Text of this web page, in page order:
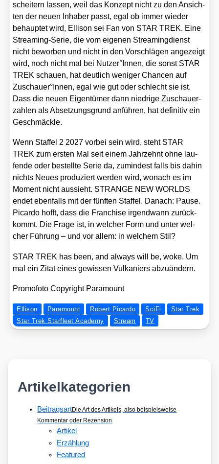
schei­tern las­sen, weil das Kon­zept nicht zu den Ansich­
ten der neu­en Inha­ber passt, egal ob immer wie­der
behaup­tet wird, Elli­son sei Fan von STAR TREK. Eine
Strea­ming-Serie, die vom eige­nen Strea­ming­dienst
nicht bewor­ben und nicht in den Vor­schlä­gen ange­zeigt
wird, noch nicht mal bei Nutzer°Innen, die sonst STAR
TREK schau­en, hat deut­lich weni­ger Chan­cen auf
Zuschauer°Innen, egal wie gut oder schlecht sie ist.
Dass die neu­en Eigen­tü­mer dann nied­ri­ge Zuschau­er­
zah­len als Abset­zungs­grund anfüh­ren, hat defi­ni­tiv ein
Geschmäck­le.
Wenn Staf­fel 2 2027 vor­bei sein wird, steht STAR
TREK zum ers­ten Mal seit einem Jahr­zehnt ohne lau­
fen­de oder bestell­te Serie da, zumin­dest falls bis dahin
nichts Neu­es pro­du­ziert wer­den wird, wonach es im
Moment nicht aus­sieht. STRANGE NEW WORLDS
endet eben­falls mit der fünf­ten Staf­fel. Danach: Pau­se.
Picar­do hofft, dass die Fran­chise irgend­wann zurück­
kommt. Die Fra­ge ist, in wel­cher Form und unter wel­
cher Füh­rung – und vor allem: in wel­chem Stil?
STAR TREK has been, and always will be, woke. Um
mal ein Zitat eines gewis­sen Vul­ka­ni­ers abzu­än­dern.
Pro­mo­fo­to Copy­right Para­mount
Ellison Paramount Robert Picardo SciFi
Star Trek
Star Trek Starfleet Academy
Stream TV
Artikelkategorien
BeitragsartDie Art des Artikels, also beispielsweise
Kommentar oder Rezension
Artikel
Erzählung
Featured